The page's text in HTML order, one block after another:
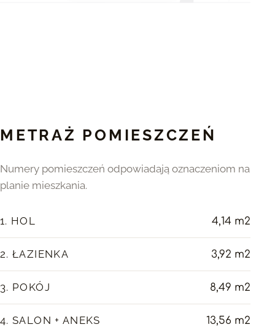
METRAŻ POMIESZCZEŃ
Numery pomieszczeń odpowiadają oznaczeniom na
planie mieszkania.
1. HOL 4,14 m2
2. ŁAZIENKA 3,92 m2
3. POKÓJ 8,49 m2
4. SALON + ANEKS 13,56 m2